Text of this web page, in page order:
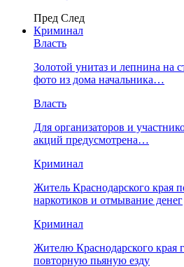
Пред След
Криминал
Власть
​Золотой унитаз и лепнина на
фото из дома начальника…
Власть
Для организаторов и
акций предусмотрена…
Криминал
Житель Краснодарского края
наркотиков и отмывание денег
Криминал
Жителю Краснодарского края
повторную пьяную езду